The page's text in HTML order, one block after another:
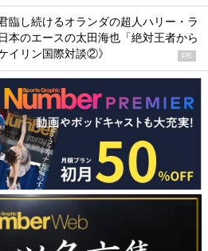
臨し続けるオランダの超人ハリー・ラ
本のエースの太田海也「絶対王者から
イリン国際対談②》
PR